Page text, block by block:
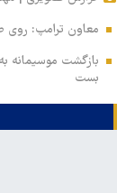
معاون ترامپ: روی
بازگشت موسیمانه
بست